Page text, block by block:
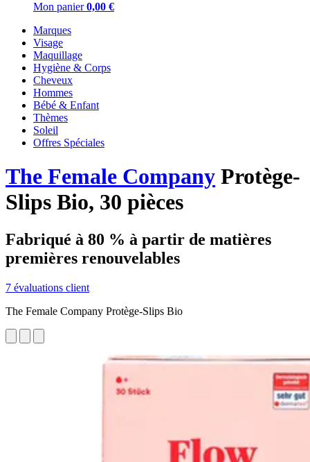
Mon panier 0,00 €
Marques
Visage
Maquillage
Hygiène & Corps
Cheveux
Hommes
Bébé & Enfant
Thèmes
Soleil
Offres Spéciales
The Female Company Protège-
Slips Bio, 30 pièces
Fabriqué à 80 % à partir de matières
premières renouvelables
7 évaluations client
The Female Company Protège-Slips Bio